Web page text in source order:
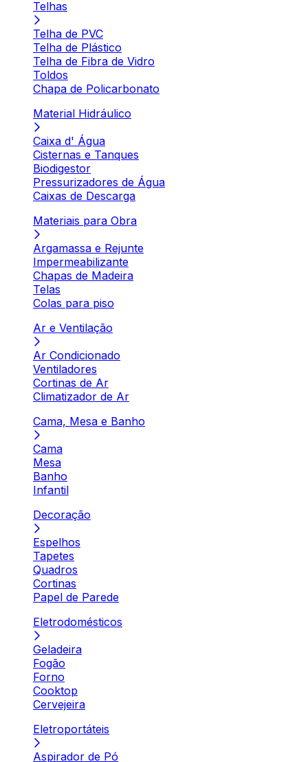
Telhas
Telha de PVC
Telha de Plástico
Telha de Fibra de Vidro
Toldos
Chapa de Policarbonato
Material Hidráulico
Caixa d' Água
Cisternas e Tanques
Biodigestor
Pressurizadores de Água
Caixas de Descarga
Materiais para Obra
Argamassa e Rejunte
Impermeabilizante
Chapas de Madeira
Telas
Colas para piso
Ar e Ventilação
Ar Condicionado
Ventiladores
Cortinas de Ar
Climatizador de Ar
Cama, Mesa e Banho
Cama
Mesa
Banho
Infantil
Decoração
Espelhos
Tapetes
Quadros
Cortinas
Papel de Parede
Eletrodomésticos
Geladeira
Fogão
Forno
Cooktop
Cervejeira
Eletroportáteis
Aspirador de Pó